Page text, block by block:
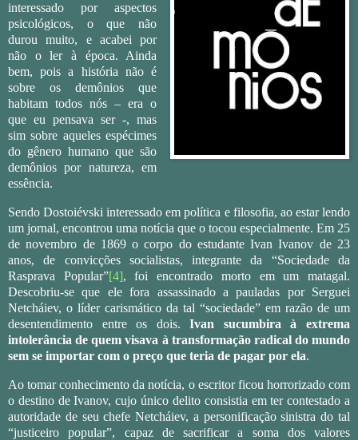
interessado por aspectos
psicológicos, o que não
durou muito, e acabei por
não o ler à época. Ainda
bem, pois a história não é
sobre os demônios que
habitam todos nós – era o
que eu pensava ser -, mas
sim sobre aqueles espécimes
do gênero humano que são
demônios por natureza, em
essência.
Sendo Dostoiévski interessado em política e filosofia, ao estar lendo
um jornal, encontrou uma notícia que o tocou especialmente. Em 25
de novembro de 1869 o corpo do estudante Ivan Ivanov de 23
anos, de convicções socialistas, integrante da “Sociedade da
Rasprava Popular”[4], foi encontrado morto em um matagal.
Descobriu-se que ele fora assassinado a pauladas por Serguei
Netcháiev, o líder carismático da tal “sociedade” em razão de um
desentendimento entre os dois.Ivan sucumbira à extrema
intolerância de quem visava à transformação radical do mundo
sem se importar com o preço que teria de pagar por ela.
Ao tomar conhecimento da notícia, o escritor ficou horrorizado com
o destino de Ivanov, cujo único delito consistia em ter contestado a
autoridade de seu chefe Netcháiev, a personificação sinistra do tal
“justiceiro popular”, capaz de sacrificar a soma dos valores